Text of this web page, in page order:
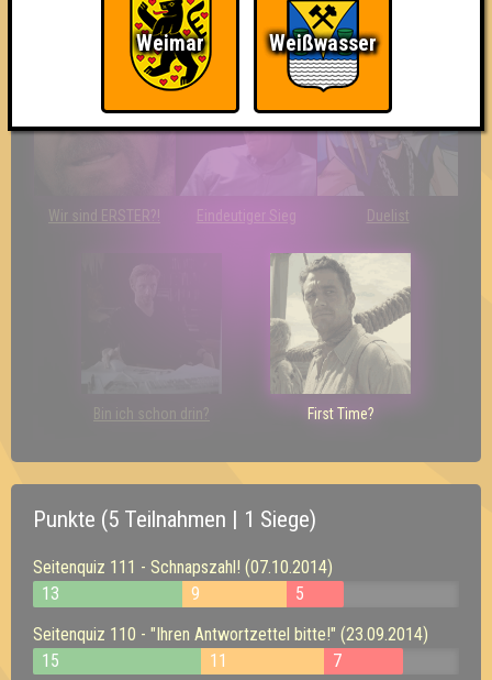
Teil der Oberschicht So kurz vorm Sieg! The Last of Us
Wir sind ERSTER?! Eindeutiger Sieg Duelist
Bin ich schon drin? First Time?
Punkte (5 Teilnahmen | 1 Siege)
Seitenquiz 111 - Schnapszahl! (07.10.2014)
13
9
5
Seitenquiz 110 - "Ihren Antwortzettel bitte!" (23.09.2014)
15
11
7
Weimar Weißwasser